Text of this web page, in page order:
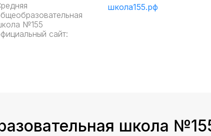
№155
сайт:
школа155.рф
школа